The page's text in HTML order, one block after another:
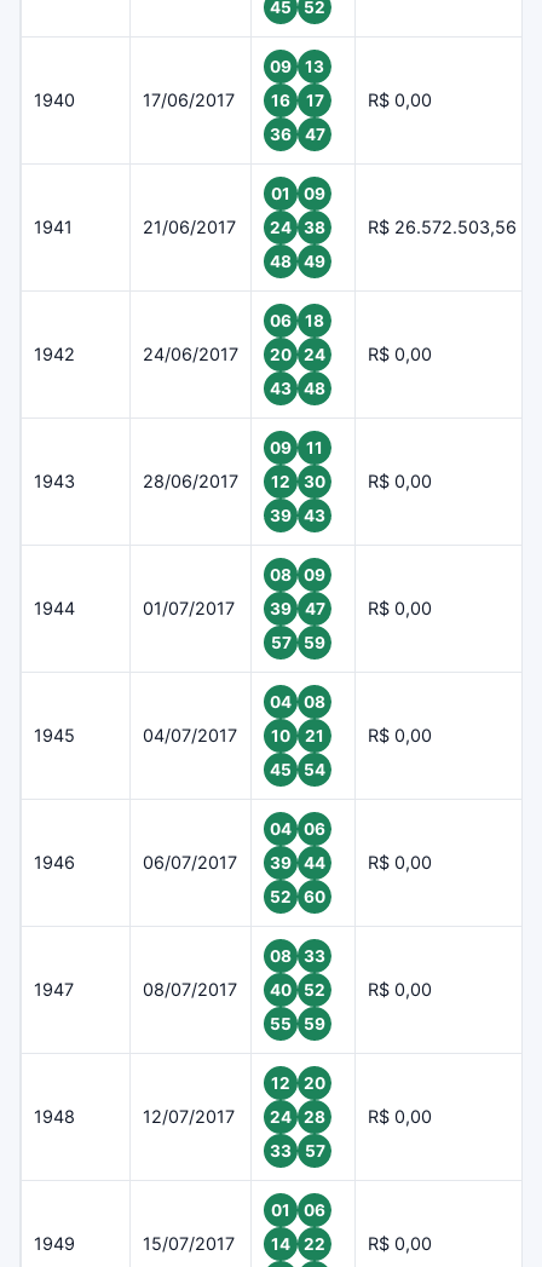
45 52
1940 17/06/2017
09
13
16
17
36
47
R$ 0,00
1941 21/06/2017
01
09
24
38
48
49
R$ 26.572.503,56
1942 24/06/2017
06
18
20
24
43
48
R$ 0,00
1943 28/06/2017
09
11
12
30
39
43
R$ 0,00
1944 01/07/2017
08
09
39
47
57
59
R$ 0,00
1945 04/07/2017
04
08
10
21
45
54
R$ 0,00
1946 06/07/2017
04
06
39
44
52
60
R$ 0,00
1947 08/07/2017
08
33
40
52
55
59
R$ 0,00
1948 12/07/2017
12
20
24
28
33
57
R$ 0,00
1949 15/07/2017
01
06
14
22
R$ 0,00